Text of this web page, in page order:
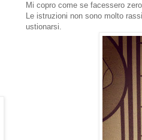
Mi copro come se facessero
Le istruzioni non sono molto
ustionarsi.